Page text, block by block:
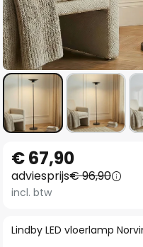
naar
het
begin
de
Lindby LED vloerlamp
€ 67,90
adviesprijs€ 96,90
incl. btw